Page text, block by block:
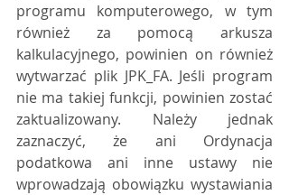
programu komputerowego, w tym
również za pomocą arkusza
kalkulacyjnego, powinien on również
wytwarzać plik JPK_FA. Jeśli program
nie ma takiej funkcji, powinien zostać
zaktualizowany. Należy jednak
zaznaczyć, że ani Ordynacja
podatkowa ani inne ustawy nie
wprowadzają obowiązku wystawiania